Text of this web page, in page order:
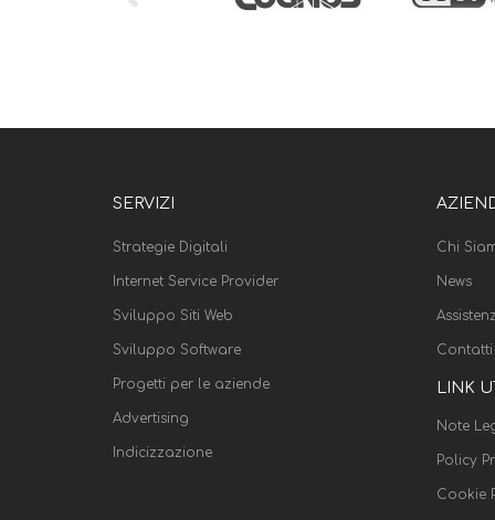
SERVIZI
Strategie Digitali
Internet Service Provider
Sviluppo Siti Web
Sviluppo Software
Progetti per le aziende
Advertising
Indicizzazione
Chi
News
Contatti
LINK
Note
Policy
Cookie